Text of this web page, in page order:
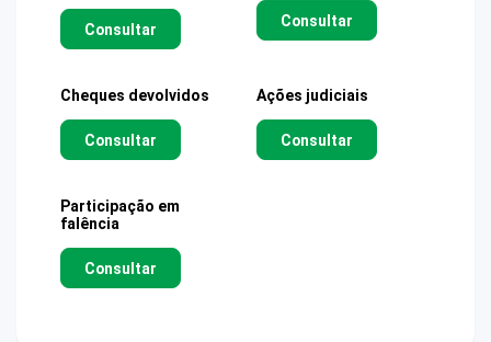
Consultar Consultar
Cheques devolvidos
Consultar
Ações judiciais
Consultar
Participação em
falência
Consultar